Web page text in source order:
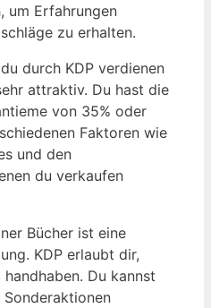
um Erfahrungen
zu erhalten.
durch KDP verdienen
attraktiv. Du hast die
von 35% oder
Faktoren wie
und den
du verkaufen
Bücher ist eine
KDP erlaubt dir,
Du kannst